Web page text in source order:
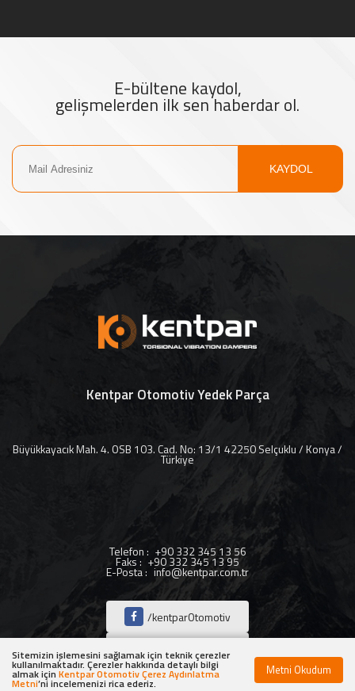
Sitemizin işlemesini sağlamak için teknik çerezler
kullanılmaktadır. Çerezler hakkında detaylı bilgi
almak için Kentpar Otomotiv Çerez Aydınlatma
Metni’ni incelemenizi rica ederiz.
Metni Okudum
E-bültene kaydol,
gelişmelerden ilk sen haberdar ol.
KAYDOL
Kentpar Otomotiv Yedek Parça
Büyükkayacık Mah. 4. OSB 103. Cad. No: 13/1 42250 Selçuklu / Konya /
Türkiye
Telefon: +90 332 345 13 56
Faks: +90 332 345 13 95
E-Posta: info@kentpar.com.tr
/kentparOtomotiv
/kentparOtomotiv
/kentparOtomotiv